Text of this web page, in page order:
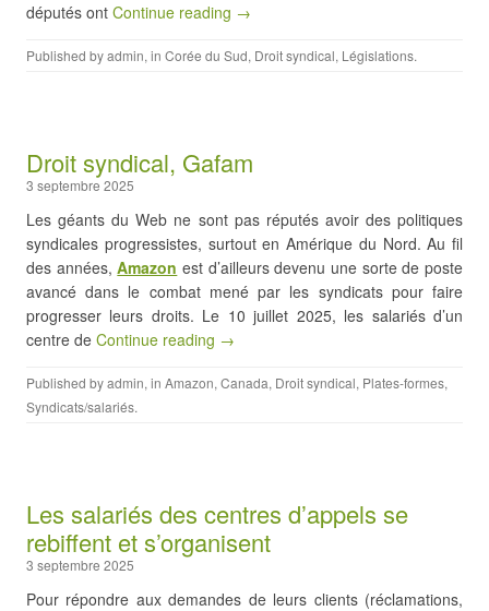
députés ont Continue reading →
Published byadmin, in Corée du Sud, Droit syndical, Législations.
Droit syndical, Gafam
3 septembre 2025
Les géants du Web ne sont pas réputés avoir des politiques
syndicales progressistes, surtout en Amérique du Nord. Au fil
des années,Amazon est d’ailleurs devenu une sorte de poste
avancé dans le combat mené par les syndicats pour faire
progresser leurs droits. Le 10 juillet 2025, les salariés d’un
centre de Continue reading →
Published byadmin, in Amazon, Canada, Droit syndical, Plates-formes,
Syndicats/salariés.
Les salariés des centres d’appels se
rebiffent et s’organisent
3 septembre 2025
Pour répondre aux demandes de leurs clients (réclamations,